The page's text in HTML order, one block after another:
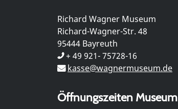
Richard Wagner Museum
Richard-Wagner-Str. 48
95444 Bayreuth
+ 49 921- 75728-16
kasse@wagnermuseum.de
Öffnungszeiten Museum